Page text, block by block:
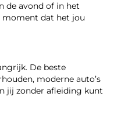
de avond of in het
moment dat het jou
De beste
moderne auto’s
jij zonder afleiding kunt